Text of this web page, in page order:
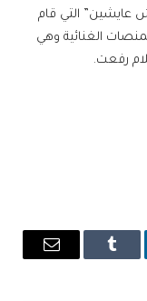
عايشين” التي قام
الغنائية وهي
رفعت.
Tumblr
البريد